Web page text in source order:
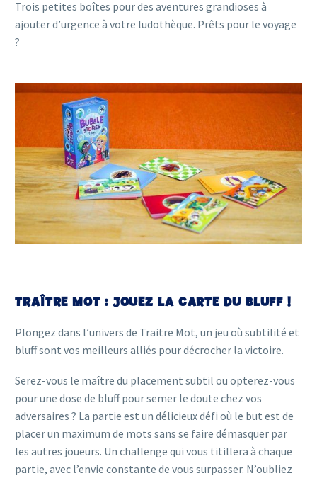
Trois petites boîtes pour des aventures grandioses à
ajouter d’urgence à votre ludothèque. Prêts pour le voyage
?
TRAÎTRE MOT : JOUEZ LA CARTE DU BLUFF !
Plongez dans l’univers de Traitre Mot, un jeu où subtilité et
bluff sont vos meilleurs alliés pour décrocher la victoire.
Serez-vous le maître du placement subtil ou opterez-vous
pour une dose de bluff pour semer le doute chez vos
adversaires ? La partie est un délicieux défi où le but est de
placer un maximum de mots sans se faire démasquer par
les autres joueurs. Un challenge qui vous titillera à chaque
partie, avec l’envie constante de vous surpasser. N’oubliez